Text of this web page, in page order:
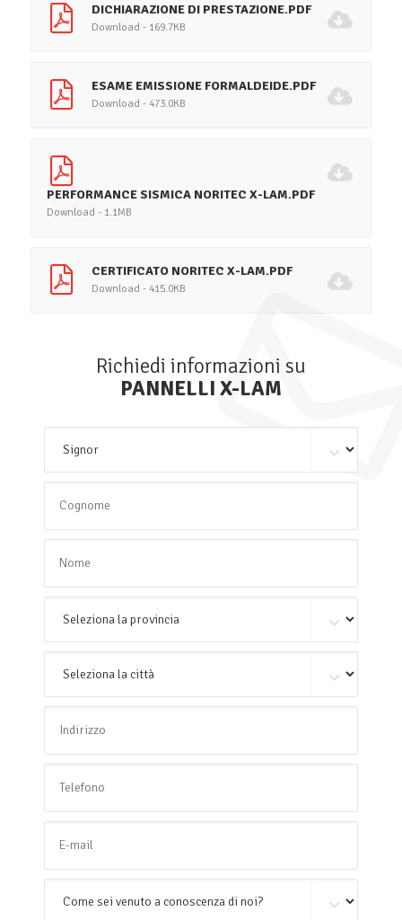
DICHIARAZIONE DI PRESTAZIONE.PDF
Download - 169.7KB
ESAME EMISSIONE FORMALDEIDE.PDF
Download - 473.0KB
PERFORMANCE SISMICA NORITEC X-LAM.PDF
Download - 1.1MB
CERTIFICATO NORITEC X-LAM.PDF
Download - 415.0KB
Richiedi informazioni su
PANNELLI X-LAM